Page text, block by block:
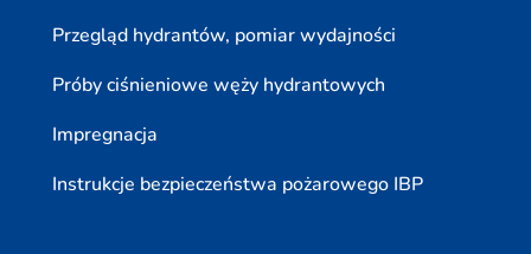
Przegląd hydrantów, pomiar wydajności
Próby ciśnieniowe węży hydrantowych
Impregnacja
Instrukcje bezpieczeństwa pożarowego IBP